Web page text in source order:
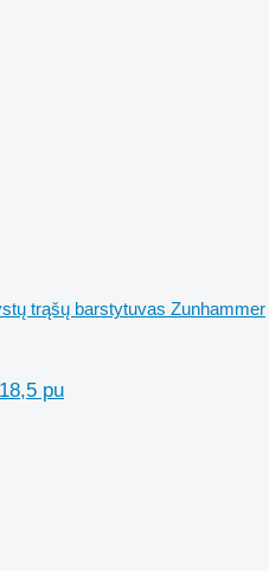
trąšų barstytuvas Zunhammer
pu